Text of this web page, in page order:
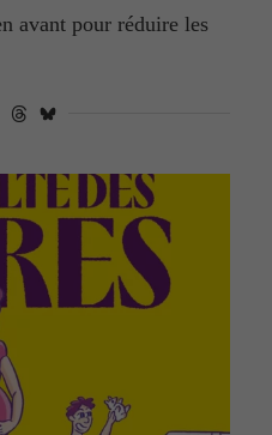
avant pour réduire les